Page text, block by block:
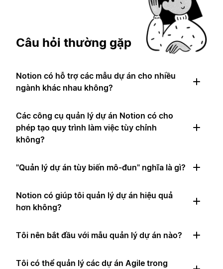
Câu hỏi thường gặp
Notion có hỗ trợ các mẫu dự án cho nhiều
ngành khác nhau không?
Các công cụ quản lý dự án Notion có cho
phép tạo quy trình làm việc tùy chỉnh
không?
"Quản lý dự án tùy biến mô-đun" nghĩa là gì?
Notion có giúp tôi quản lý dự án hiệu quả
hơn không?
Tôi nên bắt đầu với mẫu quản lý dự án nào?
Tôi có thể quản lý các dự án Agile trong